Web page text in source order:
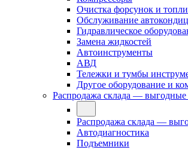
Очистка форсунок и
Обслуживание
Гидравлическое
Замена жидкостей
Автоинструменты
АВД
Тележки и тумбы
Другое оборудование и
Распродажа склада — выгодные
Распродажа склада —
Автодиагностика
Подъемники